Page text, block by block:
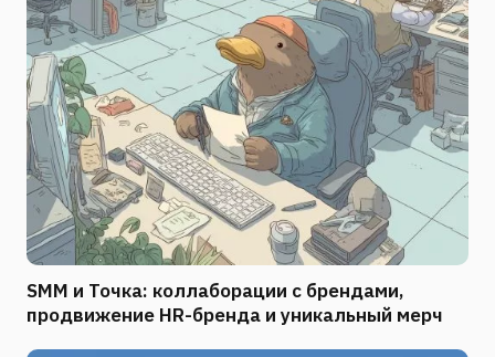
SMM и Точка: коллаборации с брендами,
продвижение HR-бренда и уникальный мерч